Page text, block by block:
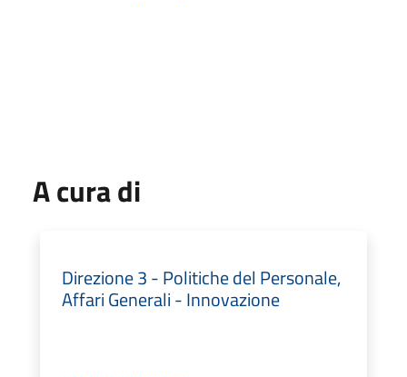
A cura di
Direzione 3 - Politiche del Personale,
Affari Generali - Innovazione